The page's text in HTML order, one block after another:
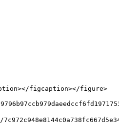
figcaption></figure>